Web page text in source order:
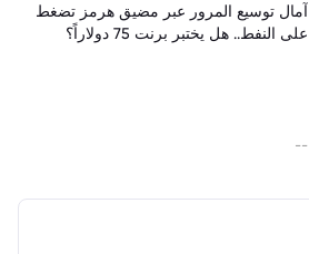
آمال توسيع المرور عبر مضيق هرمز تضغط
على النفط.. هل يختبر برنت 75 دولاراً؟
--